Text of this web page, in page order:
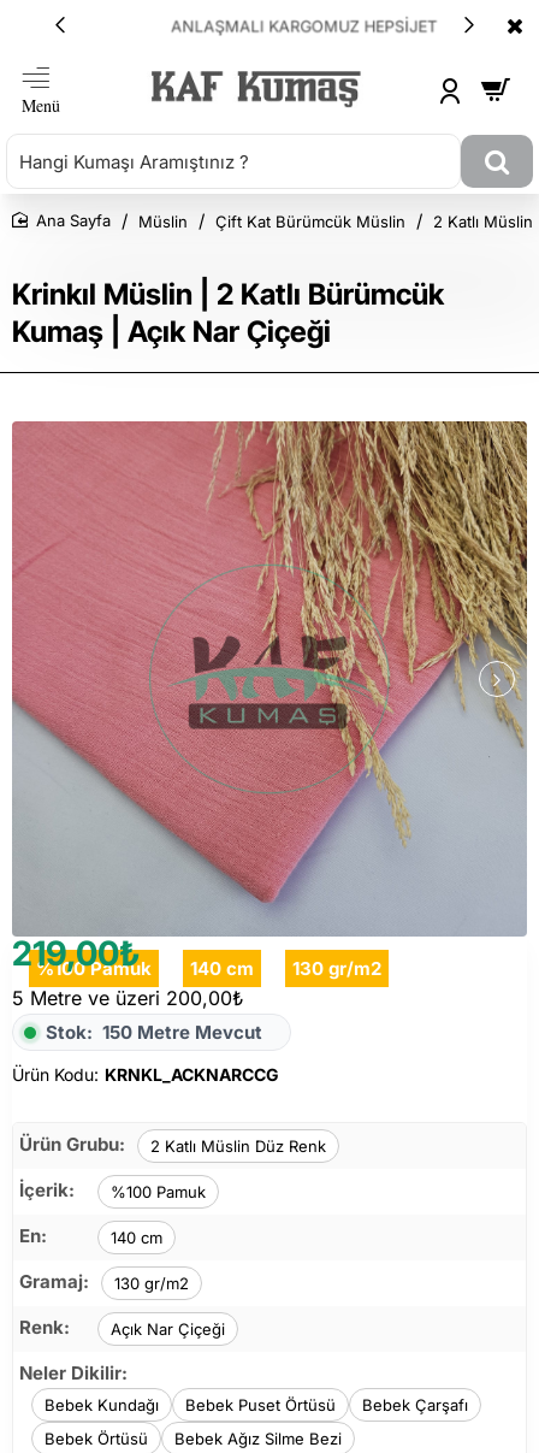
ANLAŞMALI KARGOMUZ HEPSİJET
Krinkıl Müslin | 2 Katlı Bürümcük
Kumaş | Açık Nar Çiçeği
Müslin Çift Kat Bürümcük Müslin 2 Katlı Müslin
%100 Pamuk 140 cm 130 gr/m2
219,00₺
5 Metre ve üzeri 200,00₺
Stok: 150 Metre Mevcut
Ürün Kodu: KRNKL_ACKNARCCG
Ürün Grubu: 2 Katlı Müslin Düz Renk
İçerik: %100 Pamuk
En: 140 cm
Gramaj: 130 gr/m2
Renk: Açık Nar Çiçeği
Neler Dikilir:
Bebek Kundağı Bebek Puset Örtüsü
Bebek Çarşafı
Bebek Örtüsü
Bebek Ağız Silme Bezi